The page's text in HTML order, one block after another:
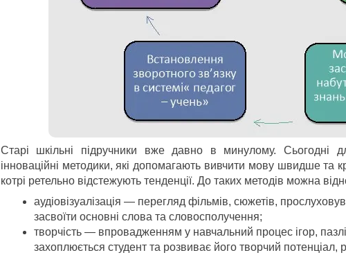
Старі шкільні підручники вже давно в минулому. Сьогодні
інноваційні методики, які допомагають вивчити мову швидше
котрі ретельно відстежують тенденції. До таких методів можна
аудіовізуалізація — перегляд фільмів, сюжетів,
засвоїти основні слова та словосполучення;
творчість — впровадженням у навчальний процес ігор,
захоплюється студент та розвиває його творчий потенціал,